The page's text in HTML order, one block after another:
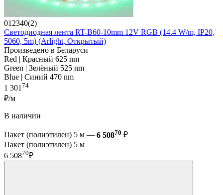
012340(2)
Светодиодная лента RT-B60-10mm 12V RGB (14.4 W/m, IP20,
5060, 5m) (Arlight, Открытый)
Произведено в Беларуси
Red | Красный 625 nm
Green | Зелёный 525 nm
Blue | Синий 470 nm
1 301 74
₽/м
В наличии
Пакет (полиэтилен) 5 м — 6 50870 ₽
Пакет (полиэтилен) 5 м
6 50870₽